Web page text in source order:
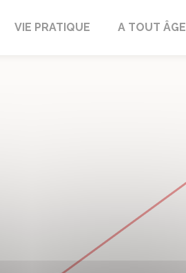
VIE PRATIQUE A TOUT ÂGE